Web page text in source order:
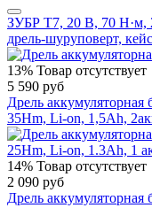
ЗУБР Т7, 20 В, 70 Н·м,
дрель-шуруповерт,
13% Товар отсутствует
5 590 руб
Дрель
35Hm, Li-on, 1,5Ah,
14% Товар отсутствует
2 090 руб
Дрель